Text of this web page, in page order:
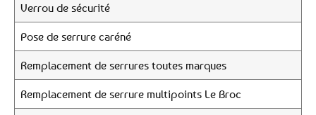
Verrou de sécurité
Pose de serrure caréné
Remplacement de serrures toutes marques
Remplacement de serrure multipoints Le Broc